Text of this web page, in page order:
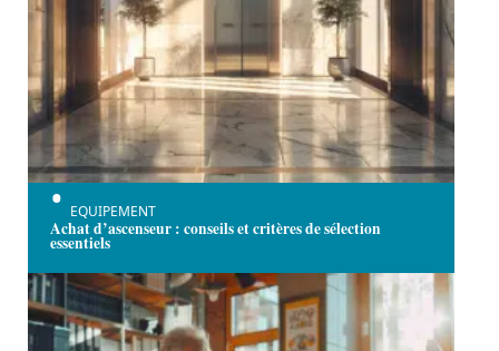
EQUIPEMENT
Achat d’ascenseur : conseils et critères de sélection
essentiels